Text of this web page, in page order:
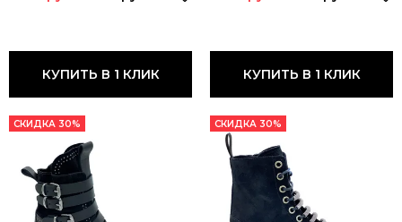
КУПИТЬ В 1 КЛИК КУПИТЬ В 1 КЛИК
СКИДКА 30% СКИДКА 30%